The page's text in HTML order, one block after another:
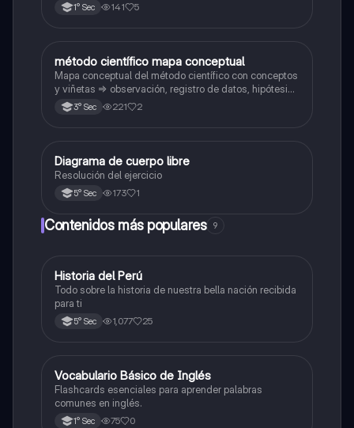
1° Sec 141 5
Ciencia y Tecnología
método científico mapa conceptual
Mapa conceptual del método científico con conceptos
y viñetas => observación, registro de datos, hipótesis
y experimentación 🔬
3° Sec 221 2
Física
Diagrama de cuerpo libre
Resolución del ejercicio
5° Sec 173 1
Contenidos más populares 9
Ciencias Sociales
Historia del Perú
Todo sobre la historia de nuestra bella nación recibida
para ti
5° Sec 1,077 25
VInglés
Vocabulario Básico de Inglés
Flashcards esenciales para aprender palabras
comunes en inglés.
1° Sec 75 0